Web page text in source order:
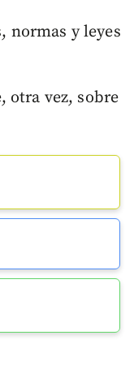
normas y leyes
otra vez, sobre